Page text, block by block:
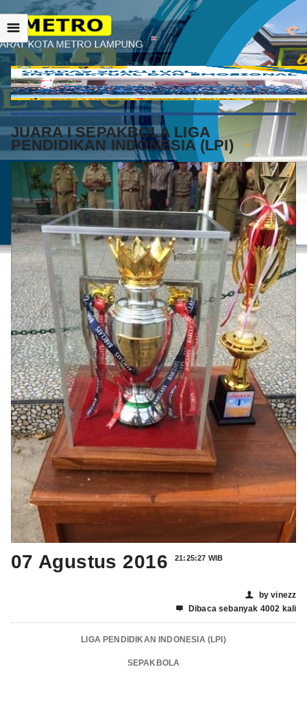
☰
JUARA I SEPAKBOLA LIGA
PENDIDIKAN INDONESIA (LPI)
07 Agustus 2016 21:25:27 WIB
👤 by vinezz
 Dibaca sebanyak 4002 kali
LIGA PENDIDIKAN INDONESIA (LPI)
SEPAKBOLA